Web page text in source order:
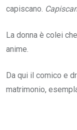
capiscano.
La donna è colei
anime.
Da qui il comico e
matrimonio,